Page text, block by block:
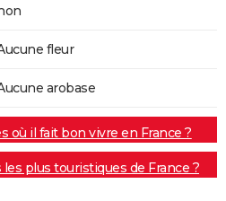
fleur
arobase
où il fait bon vivre en France ?
plus touristiques de France ?